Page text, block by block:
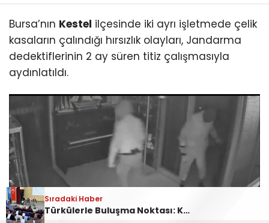
Sıradaki Haber
Ankara Yolu Babasultan Mevkii’nde Korkutan Tır Yangını
Sıradaki Haber
Kestel’deki kasa hırsızları yakalandı
Bursa’nın Kestel ilçesinde iki ayrı işletmede çelik
kasaların çalındığı hırsızlık olayları, Jandarma
dedektiflerinin 2 ay süren titiz çalışmasıyla
aydınlatıldı.
Sıradaki Haber
Türkülerle Buluşma Noktası: Kestel Türk Halk Müziği Korosu